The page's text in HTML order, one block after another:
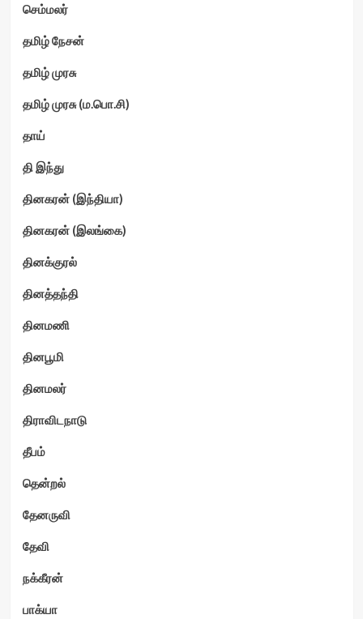
செம்மலர்
தமிழ் நேசன்
தமிழ் முரசு
தமிழ் முரசு (ம.பொ.சி)
தாய்
தி இந்து
தினகரன் (இந்தியா)
தினகரன் (இலங்கை)
தினக்குரல்
தினத்தந்தி
தினமணி
தினபூமி
தினமலர்
திராவிடநாடு
தீபம்
தென்றல்
தேனருவி
தேவி
நக்கீரன்
பாக்யா